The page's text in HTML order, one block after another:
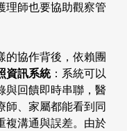
理師也要協助觀察管
的協作背後，依賴團
資訊系統：系統可以
與回饋即時串聯，醫
師、家屬都能看到同
複溝通與誤差。由於